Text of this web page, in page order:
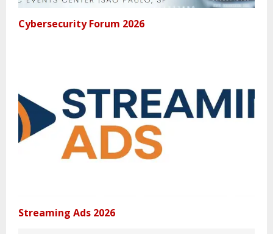
Cybersecurity Forum 2026
Streaming Ads 2026